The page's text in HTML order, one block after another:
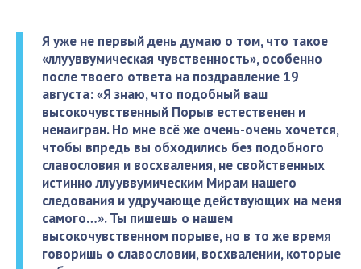
Я уже не первый день думаю о том, что такое
«ллууввумическая чувственность», особенно
после твоего ответа на поздравление 19
августа: «Я знаю, что подобный ваш
высокочувственный Порыв естественен и
ненаигран. Но мне всё же очень-очень хочется,
чтобы впредь вы обходились без подобного
славословия и восхваления, не свойственных
истинноллууввумическим Мирам нашего
следования и удручающе действующих на меня
самого…». Ты пишешь о нашем
высокочувственном порыве, но в то же время
говоришь о славословии, восхвалении, которые